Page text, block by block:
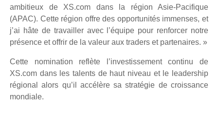
ambitieux de XS.com dans la région Asie-Pacifique
(APAC). Cette région offre des opportunités immenses, et
j’ai hâte de travailler avec l’équipe pour renforcer notre
présence et offrir de la valeur aux traders et partenaires. »
Cette nomination reflète l’investissement continu de
XS.com dans les talents de haut niveau et le leadership
régional alors qu’il accélère sa stratégie de croissance
mondiale.